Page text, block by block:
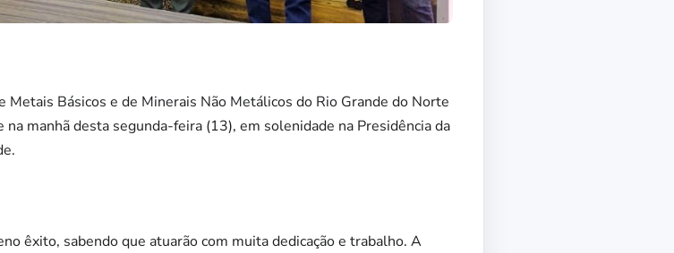
Básicos e de Minerais Não Metálicos do Rio Grande do Norte
manhã desta segunda-feira (13), em solenidade na Presidência da
êxito, sabendo que atuarão com muita dedicação e trabalho. A